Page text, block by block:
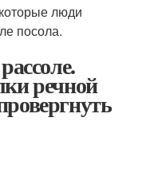
люди
посола.
речной